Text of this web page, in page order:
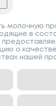
молочную
в
о
нашей